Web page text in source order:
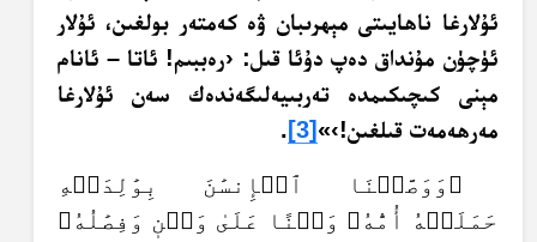
ئۇلارغا ناھايىتى مېھرىبان ۋە كەمتەر بولغىن، ئۇلار
ئۈچۈن مۇنداق دەپ دۇئا قىل: ‹رەببىم! ئاتا – ئانام
مېنى كىچىكىمدە تەربىيەلىگەندەك سەن ئۇلارغا
مەرھەمەت قىلغىن!›» [3]
.
﴿وَوَصَّيۡنَا ٱلۡإِنسَٰنَ بِوَٰلِدَيۡهِ
حَمَلَتۡهُ أُمُّهُۥ وَهۡنًا عَلَىٰ وَهۡنٖ وَفِصَٰلُهُۥ